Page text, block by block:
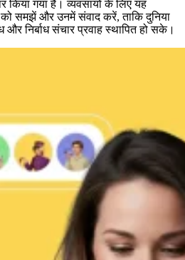
किया गया है। व्यवसायों के लिए यह
को समझें और उनमें संवाद करें, ताकि दुनिया
निर्बाध संचार प्रवाह स्थापित हो सके।